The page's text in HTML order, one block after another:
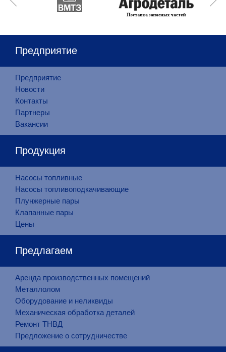
Предприятие
Предприятие
Новости
Контакты
Партнеры
Вакансии
Продукция
Насосы топливные
Насосы топливоподкачивающие
Плунжерные пары
Клапанные пары
Цены
Предлагаем
Аренда производственных помещений
Металлолом
Оборудование и неликвиды
Механическая обработка деталей
Ремонт ТНВД
Предложение о сотрудничестве